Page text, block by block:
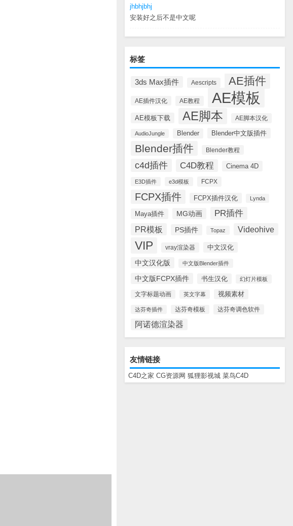
jhbhjbhj
安装好之后不是中文呢
标签
3ds Max插件 Aescripts AE插件
AE插件汉化 AE教程 AE模板
AE模板下载 AE脚本 AE脚本汉化
AudioJungle Blender Blender中文版插件
Blender插件 Blender教程
c4d插件 C4D教程 Cinema 4D
E3D插件 e3d模板 FCPX
FCPX插件 FCPX插件汉化 Lynda
Maya插件 MG动画 PR插件
PR模板 PS插件 Topaz Videohive
VIP vray渲染器 中文汉化
中文汉化版 中文版Blender插件
中文版FCPX插件 书生汉化 幻灯片模板
文字标题动画 英文字幕 视频素材
达芬奇插件 达芬奇模板 达芬奇调色软件
阿诺德渲染器
友情链接
C4D之家 CG资源网 狐狸影视城 菜鸟C4D